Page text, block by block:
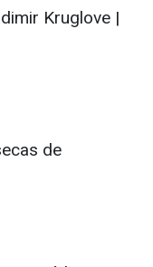
Kruglove |
de